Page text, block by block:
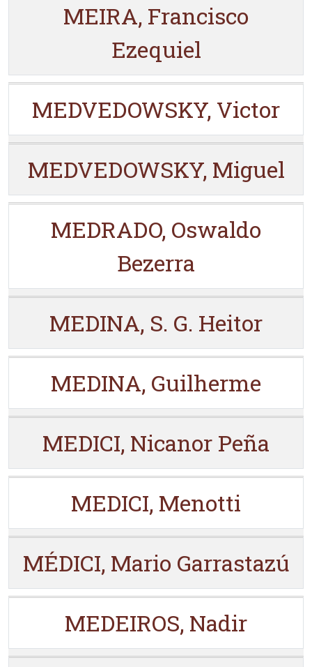
MEIRA, Francisco
Ezequiel
MEDVEDOWSKY, Victor
MEDVEDOWSKY, Miguel
MEDRADO, Oswaldo
Bezerra
MEDINA, S. G. Heitor
MEDINA, Guilherme
MEDICI, Nicanor Peña
MEDICI, Menotti
MÉDICI, Mario Garrastazú
MEDEIROS, Nadir